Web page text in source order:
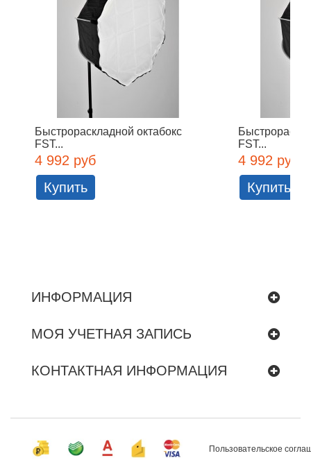
Быстрораскладной октабокс
FST...
4 992 руб
Купить
FST...
4 992 руб
Купить
ИНФОРМАЦИЯ
МОЯ УЧЕТНАЯ ЗАПИСЬ
КОНТАКТНАЯ ИНФОРМАЦИЯ
Пользовательское